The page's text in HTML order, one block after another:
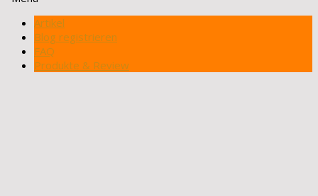
Zum
Inhalt
springen
Artikel
Blog registrieren
FAQ
Produkte & Review